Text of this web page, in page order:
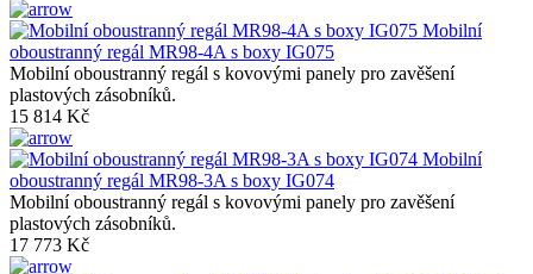
Mobilní
oboustranný regál MR98-4A s boxy IG075
Mobilní oboustranný regál s kovovými panely pro zavěšení
plastových zásobníků.
15 814 Kč
Mobilní
oboustranný regál MR98-3A s boxy IG074
Mobilní oboustranný regál s kovovými panely pro zavěšení
plastových zásobníků.
17 773 Kč